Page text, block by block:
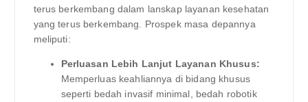
terus berkembang dalam lanskap layanan kesehatan
yang terus berkembang. Prospek masa depannya
meliputi:
Perluasan Lebih Lanjut Layanan Khusus:
Memperluas keahliannya di bidang khusus
seperti bedah invasif minimal, bedah robotik